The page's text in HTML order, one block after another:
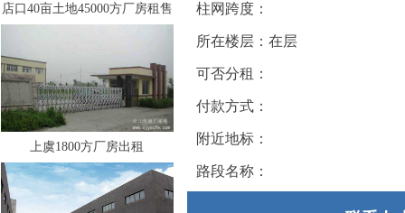
店口40亩土地45000方厂房租售
上虞1800方厂房出租
柱网跨度：
所在楼层：在层
可否分租：
付款方式：
附近地标：
路段名称：